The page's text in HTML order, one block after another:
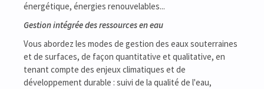
énergétique, énergies renouvelables...
Gestion intégrée des ressources en eau
Vous abordez les modes de gestion des eaux souterraines
et de surfaces, de façon quantitative et qualitative, en
tenant compte des enjeux climatiques et de
développement durable : suivi de la qualité de l'eau,